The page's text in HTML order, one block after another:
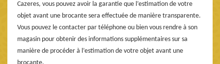
Cazeres, vous pouvez avoir la garantie que l’estimation de votre
objet avant une brocante sera effectuée de manière transparente.
Vous pouvez le contacter par téléphone ou bien vous rendre à son
magasin pour obtenir des informations supplémentaires sur sa
manière de procéder à l’estimation de votre objet avant une